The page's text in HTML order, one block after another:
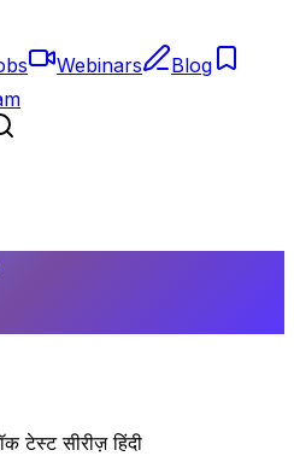
Webinars
Blog
टेस्ट सीरीज़ हिंदी